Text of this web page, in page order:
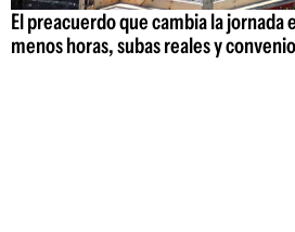
El preacuerdo que cambia la jornada
menos horas, subas reales y